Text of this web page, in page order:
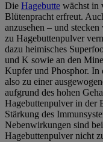
Die Hagebutte wächst in
Blütenpracht erfreut.
anzusehen – und
zu Hagebuttenpulver
dazu heimisches
und K sowie an den
Kupfer und Phosphor. In
also zu einer
aufgrund des hohen
Hagebuttenpulver in der
Stärkung des
Nebenwirkungen sind
Hagebuttenpulver nicht